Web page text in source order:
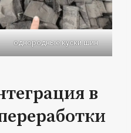
однородные куски шин
в